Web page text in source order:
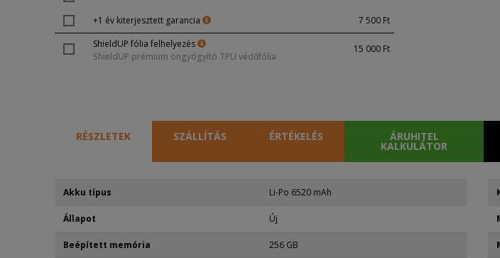
+1 év kiterjesztett garancia
7 500 Ft
ShieldUP fólia felhelyezés
ShieldUP prémium öngyógyító TPU védőfólia
15 000 Ft
RÉSZLETEK SZÁLLÍTÁS ÉRTÉKELÉS ÁRUHITEL
KALKULÁTOR
Akku típus Li-Po 6520 mAh
Állapot Új
Beépített memória 256 GB